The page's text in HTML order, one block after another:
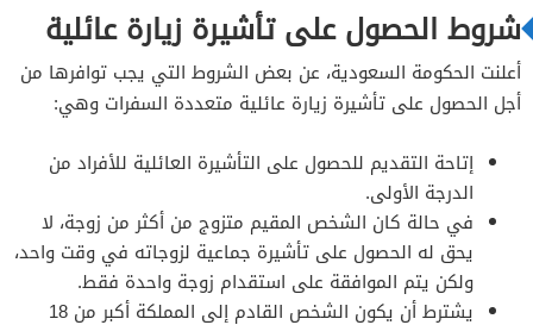
شروط الحصول على تأشيرة زيارة عائلية
أعلنت الحكومة السعودية، عن بعض الشروط التي يجب توافرها من
أجل الحصول على تأشيرة زيارة عائلية متعددة السفرات وهي:
إتاحة التقديم للحصول على التأشيرة العائلية للأفراد من
الدرجة الأولى.
في حالة كان الشخص المقيم متزوج من أكثر من زوجة، لا
يحق له الحصول على تأشيرة جماعية لزوجاته في وقت واحد،
ولكن يتم الموافقة على استقدام زوجة واحدة فقط.
يشترط أن يكون الشخص القادم إلى المملكة أكبر من 18